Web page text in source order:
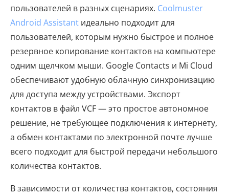
пользователей в разных сценариях. Coolmuster
Android Assistant идеально подходит для
пользователей, которым нужно быстрое и полное
резервное копирование контактов на компьютере
одним щелчком мыши. Google Contacts и Mi Cloud
обеспечивают удобную облачную синхронизацию
для доступа между устройствами. Экспорт
контактов в файл VCF — это простое автономное
решение, не требующее подключения к интернету,
а обмен контактами по электронной почте лучше
всего подходит для быстрой передачи небольшого
количества контактов.
В зависимости от количества контактов, состояния